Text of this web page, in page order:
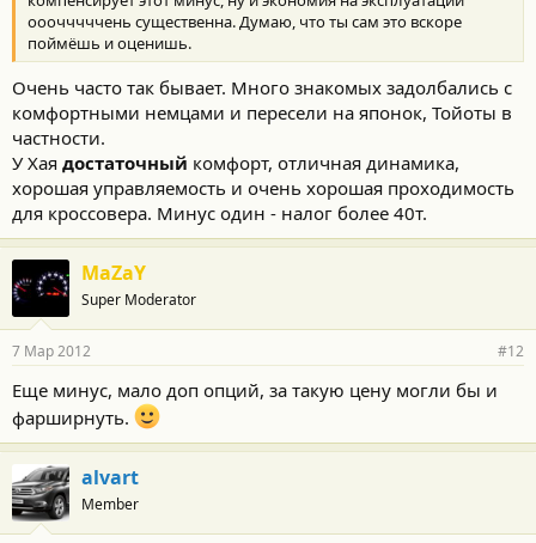
ооочччччень существенна. Думаю, что ты сам это вскоре
поймёшь и оценишь.
Очень часто так бывает. Много знакомых задолбались с
комфортными немцами и пересели на японок, Тойоты в
частности.
У Хая достаточный комфорт, отличная динамика,
хорошая управляемость и очень хорошая проходимость
для кроссовера. Минус один - налог более 40т.
MaZaY
Super Moderator
7 Мар 2012 #12
Еще минус, мало доп опций, за такую цену могли бы и
фарширнуть.
alvart
Member